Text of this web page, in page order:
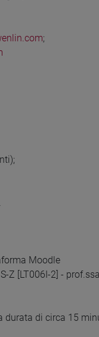
;
Moodle
Z [LT006I-2] -
di circa 15